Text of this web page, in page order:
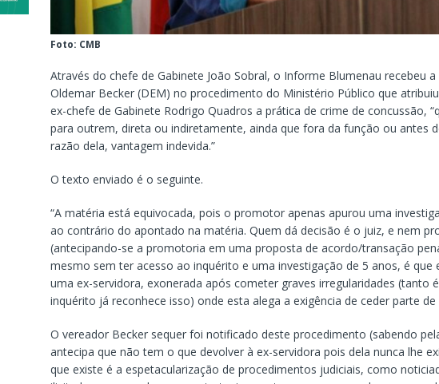
Foto: CMB
Através do chefe de Gabinete João Sobral, o Informe Blumenau recebeu
Oldemar Becker (DEM) no procedimento do Ministério Público que
ex-chefe de Gabinete Rodrigo Quadros a prática de crime de concussão,
para outrem, direta ou indiretamente, ainda que fora da função ou antes
razão dela, vantagem indevida.”
O texto enviado é o seguinte.
“A matéria está equivocada, pois o promotor apenas apurou uma
ao contrário do apontado na matéria. Quem dá decisão é o juiz, e nem
(antecipando-se a promotoria em uma proposta de acordo/transação
mesmo sem ter acesso ao inquérito e uma investigação de 5 anos, é que
uma ex-servidora, exonerada após cometer graves irregularidades (tanto
inquérito já reconhece isso) onde esta alega a exigência de ceder parte de
O vereador Becker sequer foi notificado deste procedimento (sabendo
antecipa que não tem o que devolver à ex-servidora pois dela nunca lhe
que existe é a espetacularização de procedimentos judiciais, como